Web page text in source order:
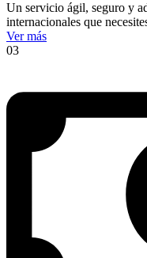
Un servicio ágil, seguro y
internacionales que
Ver más
03